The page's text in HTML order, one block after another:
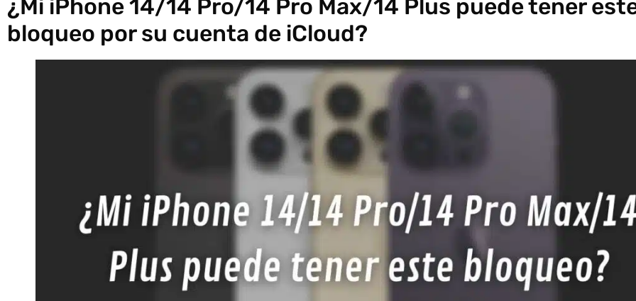
¿Mi iPhone 14/14 Pro/14 Pro Max/14 Plus puede tener
bloqueo por su cuenta de iCloud?